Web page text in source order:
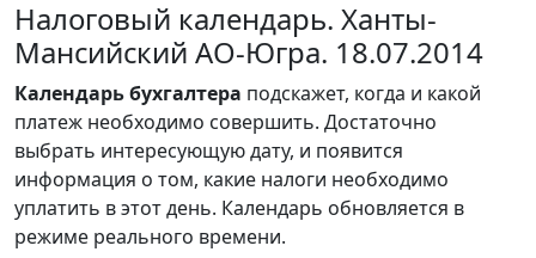
Налоговый календарь. Ханты-
Мансийский АО-Югра. 18.07.2014
Календарьбухгалтера подскажет, когда и какой
платеж необходимо совершить. Достаточно
выбрать интересующую дату, и появится
информация о том, какие налоги необходимо
уплатить в этот день. Календарь обновляется в
режиме реального времени.